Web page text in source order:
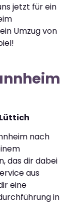
jetzt für ein
Umzug von
nach
das dir dabei
aus
eine
in